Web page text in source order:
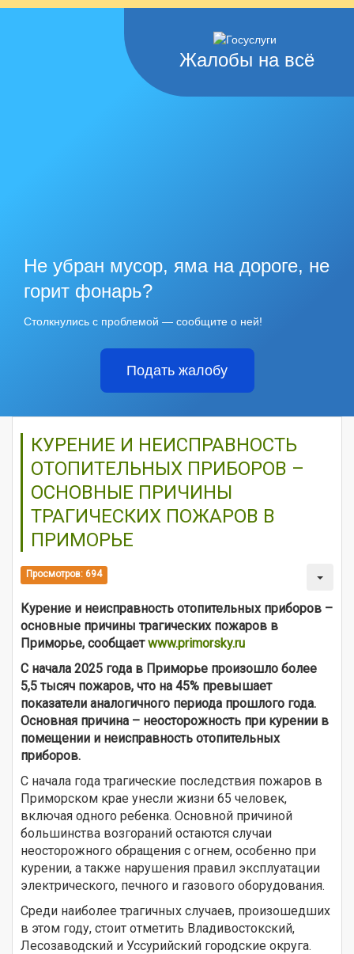
Жалобы на всё
Не убран мусор, яма на дороге, не
горит фонарь?
Столкнулись с проблемой — сообщите о ней!
Подать жалобу
КУРЕНИЕ И НЕИСПРАВНОСТЬ
ОТОПИТЕЛЬНЫХ ПРИБОРОВ –
ОСНОВНЫЕ ПРИЧИНЫ
ТРАГИЧЕСКИХ ПОЖАРОВ В
ПРИМОРЬЕ
Просмотров: 694
Курение и неисправность отопительных приборов –
основные причины трагических пожаров в
Приморье, сообщаетwww.primorsky.ru
С начала 2025 года в Приморье произошло более
5,5 тысяч пожаров, что на 45% превышает
показатели аналогичного периода прошлого года.
Основная причина – неосторожность при курении в
помещении и неисправность отопительных
приборов.
С начала года трагические последствия пожаров в
Приморском крае унесли жизни 65 человек,
включая одного ребенка. Основной причиной
большинства возгораний остаются случаи
неосторожного обращения с огнем, особенно при
курении, а также нарушения правил эксплуатации
электрического, печного и газового оборудования.
Среди наиболее трагичных случаев, произошедших
в этом году, стоит отметить Владивостокский,
Лесозаводский и Уссурийский городские округа.